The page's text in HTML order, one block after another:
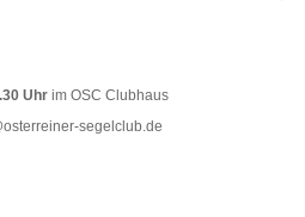
Uhr im OSC Clubhaus
segelclub.de